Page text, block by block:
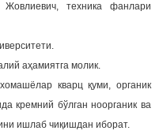
техника фанлари
аҳамиятга молик.
кварц қуми, органик
кремний бўлган ноорганик ва
ишлаб чиқишдан иборат.